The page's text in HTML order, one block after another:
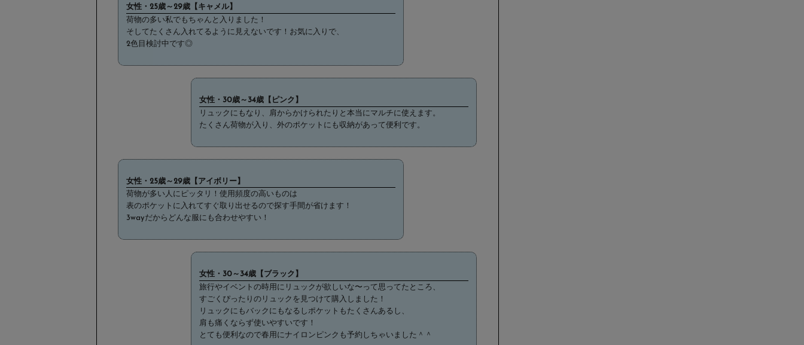
女性・25歳～29歳【キャメル】
荷物の多い私でもちゃんと入りました！
そしてたくさん入れてるように見えないです！お気に入りで、
2色目検討中です◎
女性・30歳～34歳【ピンク】
リュックにもなり、肩からかけられたりと本当にマルチに使えます。
たくさん荷物が入り、外のポケットにも収納があって便利です。
女性・25歳～29歳【アイボリー】
荷物が多い人にピッタリ！使用頻度の高いものは
表のポケットに入れてすぐ取り出せるので探す手間が省けます！
3wayだからどんな服にも合わせやすい！
女性・30～34歳【ブラック】
旅行やイベントの時用にリュックが欲しいな〜って思ってたところ、
すごくぴったりのリュックを見つけて購入しました！
リュックにもバックにもなるしポケットもたくさんあるし、
肩も痛くならず使いやすいです！
とても便利なので春用にナイロンピンクも予約しちゃいました＾＾